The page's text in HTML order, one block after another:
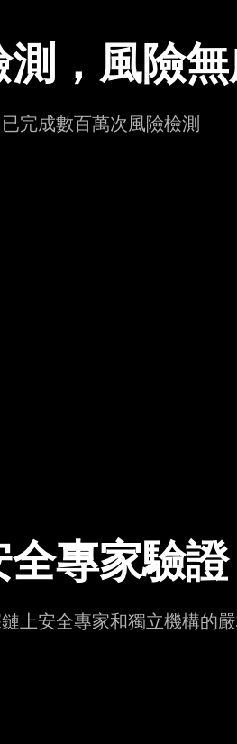
測，風險
完成數百萬次風險檢測
全專家驗證
上安全專家和獨立機構的